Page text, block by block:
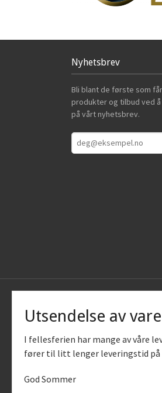
Nyhetsbrev
Bli blant de første som
produkter og tilbud ved
på vårt nyhetsbrev.
Utsendelse av
I fellesferien har mange av våre
fører til litt lenger leveringstid på
God Sommer